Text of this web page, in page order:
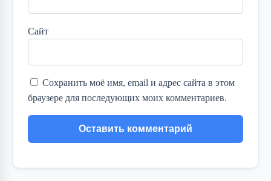
Сайт
Сохранить моё имя, email и адрес сайта в этом
браузере для последующих моих комментариев.